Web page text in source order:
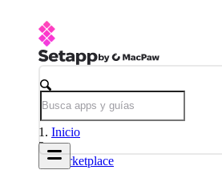
Inicio
Marketplace